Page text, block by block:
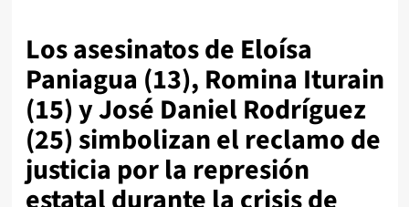
Los asesinatos de Eloísa
Paniagua (13), Romina Iturain
(15) y José Daniel Rodríguez
(25) simbolizan el reclamo de
justicia por la represión